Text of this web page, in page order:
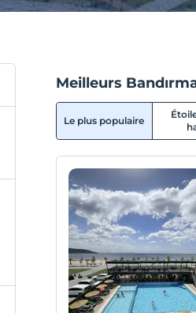
Meilleurs
Le plus populaire